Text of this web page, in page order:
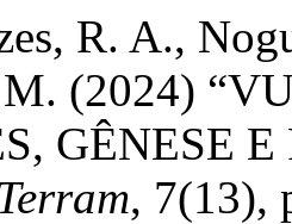
R. A.,
M. (2024)
GÊNESE E
, 7(13),